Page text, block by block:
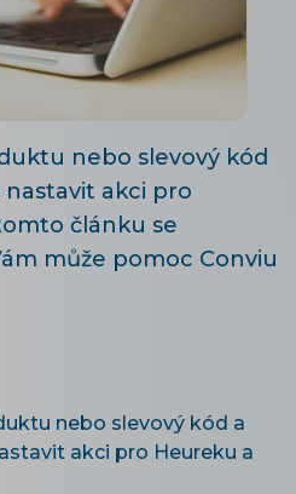
nebo slevový kód
nastavit akci pro
článku se
může pomoc Conviu
nebo slevový kód a
akci pro Heureku a